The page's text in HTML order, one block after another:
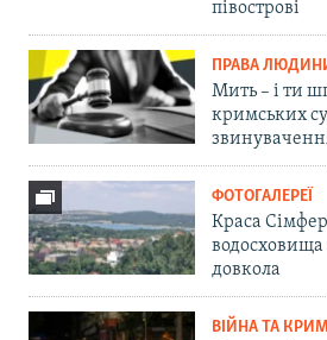
півострові
ПРАВА
Мить – і ти
кримських
ФОТОГАЛЕРЕЇ
Краса
водосховища
довкола
ВІЙНА ТА КРИМ